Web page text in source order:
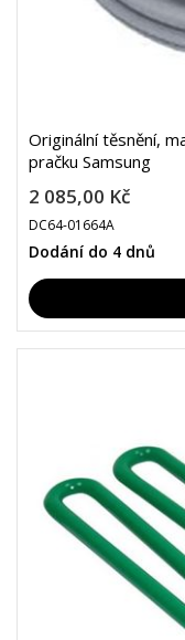
Originální těsnění,
pračku Samsung
2 085,00 Kč
DC64-01664A
Dodání do 4 dnů